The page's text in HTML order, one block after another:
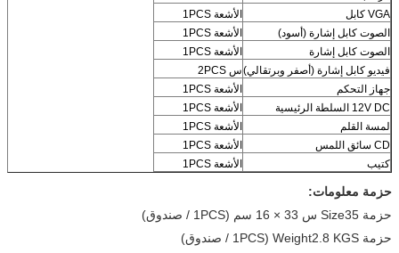
VGA كابل
الأشعة 1PCS
الصوت كابل إشارة (أسود)
الأشعة 1PCS
الصوت كابل إشارة
الأشعة 1PCS
فيديو كابل إشارة (أصفر وبرتقالي)س 2PCS
جهاز التحكم
الأشعة 1PCS
12V DC السلطة الرئيسية
الأشعة 1PCS
لمسة القلم
الأشعة 1PCS
CD سائق اللمس
الأشعة 1PCS
كتيب
الأشعة 1PCS
حزمة معلومات:
حزمة Size35 س 33 × 16 سم (1PCS / صندوق)
حزمة Weight2.8 KGS (1PCS / صندوق)